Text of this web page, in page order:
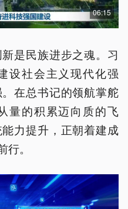
06:15
是民族进步之魂。习
设社会主义现代化强
在总书记的领航掌舵
量的积累迈向质的飞
力提升，正朝着建成
。